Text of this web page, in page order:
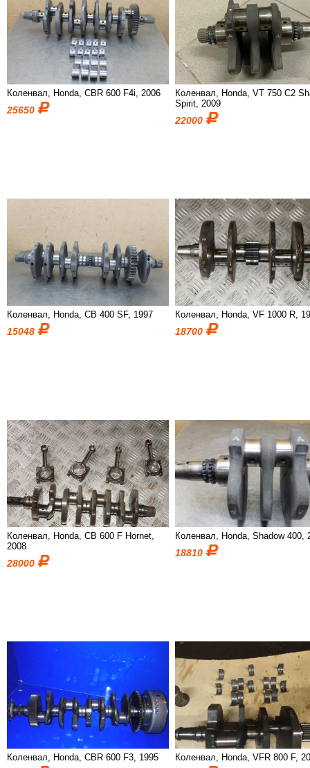
Коленвал, Honda, CBR 600 F4i, 2006
25650
Коленвал, Honda, VT 750 C2
Spirit, 2009
22000
Коленвал, Honda, CB 400 SF, 1997
15048
Коленвал, Honda, VF 1000 R,
18700
Коленвал, Honda, CB 600 F Hornet,
2008
28000
Коленвал, Honda, Shadow 400,
18810
Коленвал, Honda, CBR 600 F3, 1995 Коленвал, Honda, VFR 800 F,